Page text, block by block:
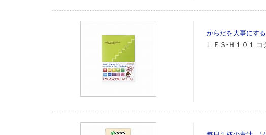
からだを大事にす
ＬＥＳ‐Ｈ１０１ コ